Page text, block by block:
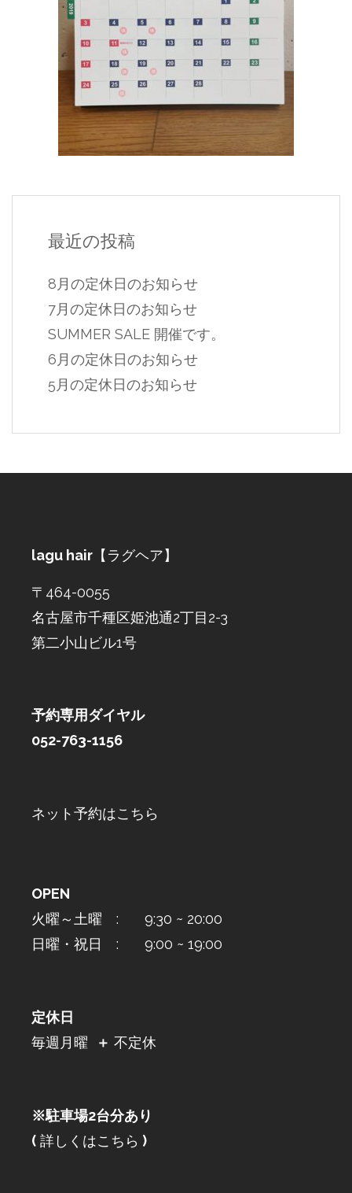
最近の投稿
8月の定休日のお知らせ
7月の定休日のお知らせ
SUMMER SALE 開催です。
6月の定休日のお知らせ
5月の定休日のお知らせ
lagu hair 【ラグヘア】
〒464-0055
名古屋市千種区姫池通2丁目2-3
第二小山ビル1号
予約専用ダイヤル
052-763-1156
ネット予約はこちら
OPEN
火曜～土曜 : 9:30 ~ 20:00
日曜・祝日 : 9:00 ~ 19:00
定休日
毎週月曜
＋ 不定休
※駐車場2台分あり
( 詳しくはこちら )